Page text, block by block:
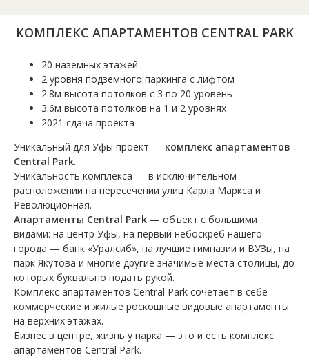
КОМПЛЕКС АПАРТАМЕНТОВ CENTRAL PARK
20 наземных этажей
2 уровня подземного паркинга с лифтом
2.8м высота потолков с 3 по 20 уровень
3.6м высота потолков на 1 и 2 уровнях
2021 сдача проекта
Уникальный для Уфы проект — комплекс апартаментов
Central Park.
Уникальность комплекса — в исключительном
расположении на пересечении улиц Карла Маркса и
Революционная.
Апартаменты Central Park — объект с большими
видами: на центр Уфы, на первый небоскреб нашего
города — банк «Уралсиб», на лучшие гимназии и ВУЗы, на
парк Якутова и многие другие значимые места столицы, до
которых буквально подать рукой.
Комплекс апартаментов Central Park сочетает в себе
коммерческие и жилые роскошные видовые апартаменты
на верхних этажах.
Бизнес в центре, жизнь у парка — это и есть комплекс
апартаментов Central Park.